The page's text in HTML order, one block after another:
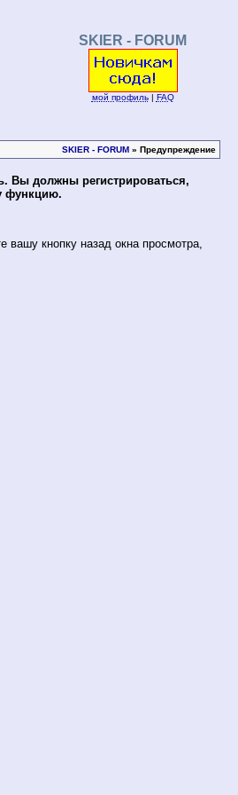
SKIER - FORUM
мой профиль| FAQ
SKIER - FORUM » Предупреждение
Вы должны регистрироваться,
функцию.
вашу кнопку назад окна просмотра,